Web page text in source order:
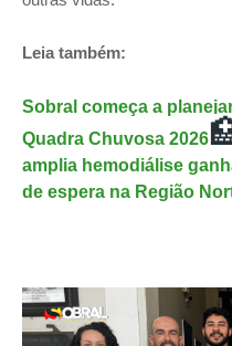
Leia também:
Sobral começa a
Quadra Chuvosa 2026
amplia hemodiálise
de espera na Região